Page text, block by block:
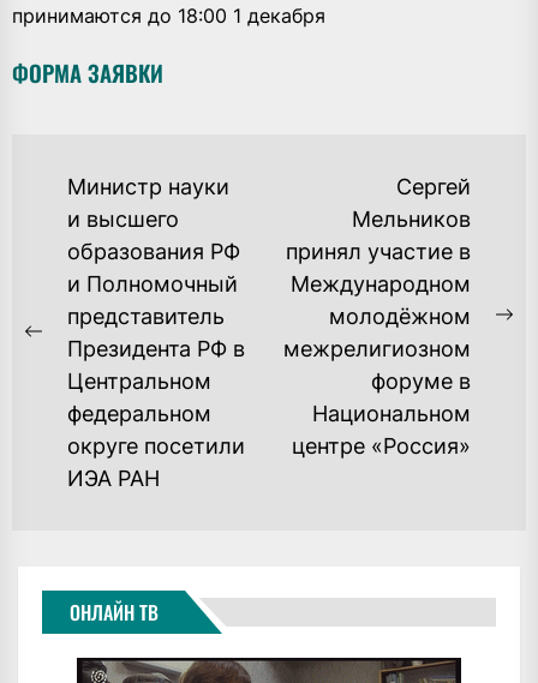
принимаются до 18:00 1 декабря
ФОРМА ЗАЯВКИ
НАВИГАЦИЯ
ЗАПИСЯМ
Previous
post:
Министр науки
и высшего
образования РФ
и Полномочный
представитель
Президента РФ в
Центральном
федеральном
округе посетили
ИЭА РАН
Сергей
Мельников
принял участие в
Международном
молодёжном
межрелигиозном
форуме в
Национальном
центре «Россия»
ОНЛАЙН ТВ